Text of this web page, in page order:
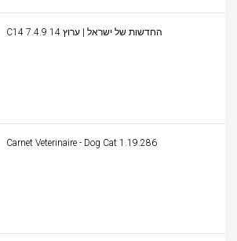
C14 החדשות של ישראל | ערוץ 14 7.4.9
Carnet Veterinaire - Dog Cat 1.19.286